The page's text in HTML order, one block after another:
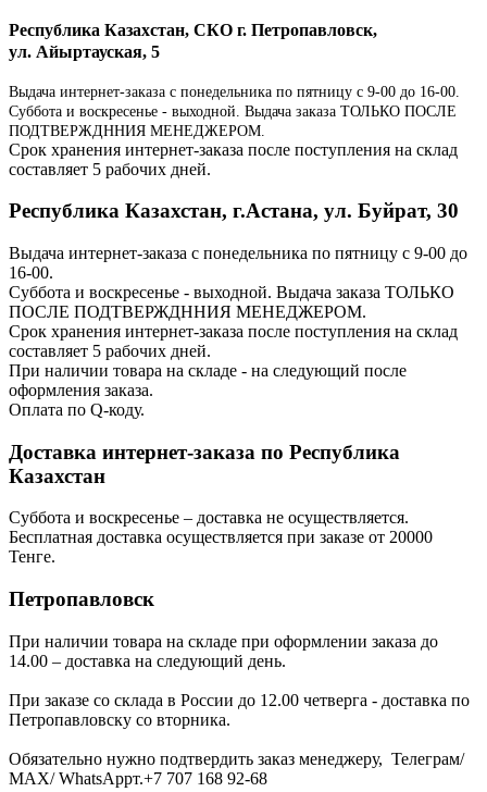
Республика Казахстан, СКО г. Петропавловск,
ул. Айыртауская, 5
Выдача интернет-заказа с понедельника по пятницу с 9-00 до 16-00.
Суббота и воскресенье - выходной. Выдача заказа ТОЛЬКО ПОСЛЕ
ПОДТВЕРЖДННИЯ МЕНЕДЖЕРОМ.
Срок хранения интернет-заказа после поступления на склад
составляет 5 рабочих дней.
Республика Казахстан, г.Астана, ул. Буйрат, 30
Выдача интернет-заказа с понедельника по пятницу с 9-00 до
16-00.
Суббота и воскресенье - выходной. Выдача заказа ТОЛЬКО
ПОСЛЕ ПОДТВЕРЖДННИЯ МЕНЕДЖЕРОМ.
Срок хранения интернет-заказа после поступления на склад
составляет 5 рабочих дней.
При наличии товара на складе - на следующий после
оформления заказа.
Оплата по Q-коду.
Доставка интернет-заказа по Республика
Казахстан
Суббота и воскресенье – доставка не осуществляется.
Бесплатная доставка осуществляется при заказе от 20000
Тенге.
Петропавловск
При наличии товара на складе при оформлении заказа до
14.00 – доставка на следующий день.
При заказе со склада в России до 12.00 четверга - доставка по
Петропавловску со вторника.
Обязательно нужно подтвердить заказ менеджеру, Телеграм/
МАХ/ WhatsAppт.+7 707 168 92-68